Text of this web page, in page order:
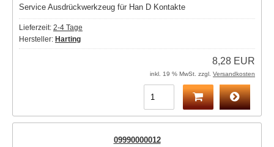
Service Ausdrückwerkzeug für Han D Kontakte
Lieferzeit: 2-4 Tage
Hersteller: Harting
8,28 EUR
inkl. 19 % MwSt. zzgl. Versandkosten
09990000012